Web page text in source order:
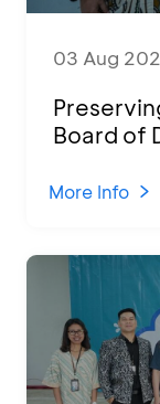
03 Aug
Board of
2026
More Info